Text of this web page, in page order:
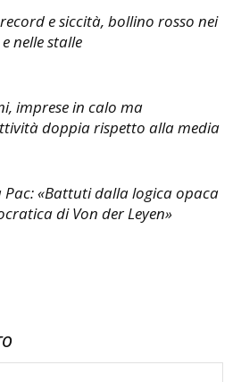
e siccità, bollino rosso nei
nelle stalle
imprese in calo ma
doppia rispetto alla media
Pac: «Battuti dalla logica opaca
di Von der Leyen»